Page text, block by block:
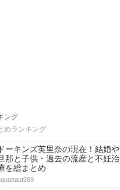
ング
めランキング
ドーキンズ英里奈の現在！結婚や
那と子供・過去の流産と不妊治
を総まとめ